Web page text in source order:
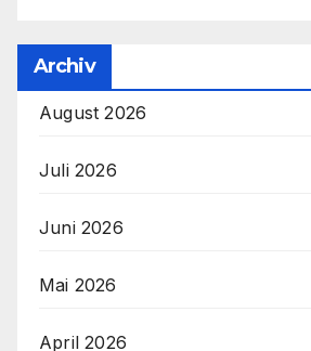
Archiv
August 2026
Juli 2026
Juni 2026
Mai 2026
April 2026